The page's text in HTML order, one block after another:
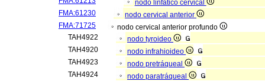
nodo linfático cervical
FMA:61230
nodo cervical anterior
FMA:71725
nodo cervical anterior profundo
TAH4922
nodo tyroideo
TAH4920
nodo infrahioideo
TAH4923
nodo pretráqueal
TAH4924
nodo paratráqueal